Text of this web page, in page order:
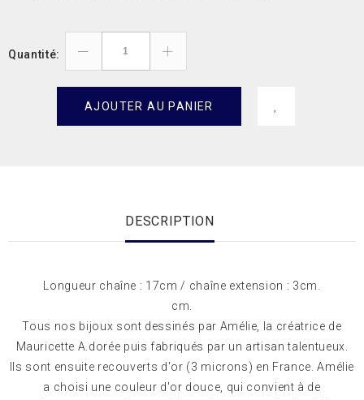
Quantité:
AJOUTER AU PANIER
DESCRIPTION
Longueur chaîne : 17cm / chaîne extension : 3cm.
cm.
Tous nos bijoux sont dessinés par Amélie, la créatrice de
Mauricette A.dorée puis fabriqués par un artisan talentueux.
Ils sont ensuite recouverts d'or (3 microns) en France. Amélie
a choisi une couleur d'or douce, qui convient à de